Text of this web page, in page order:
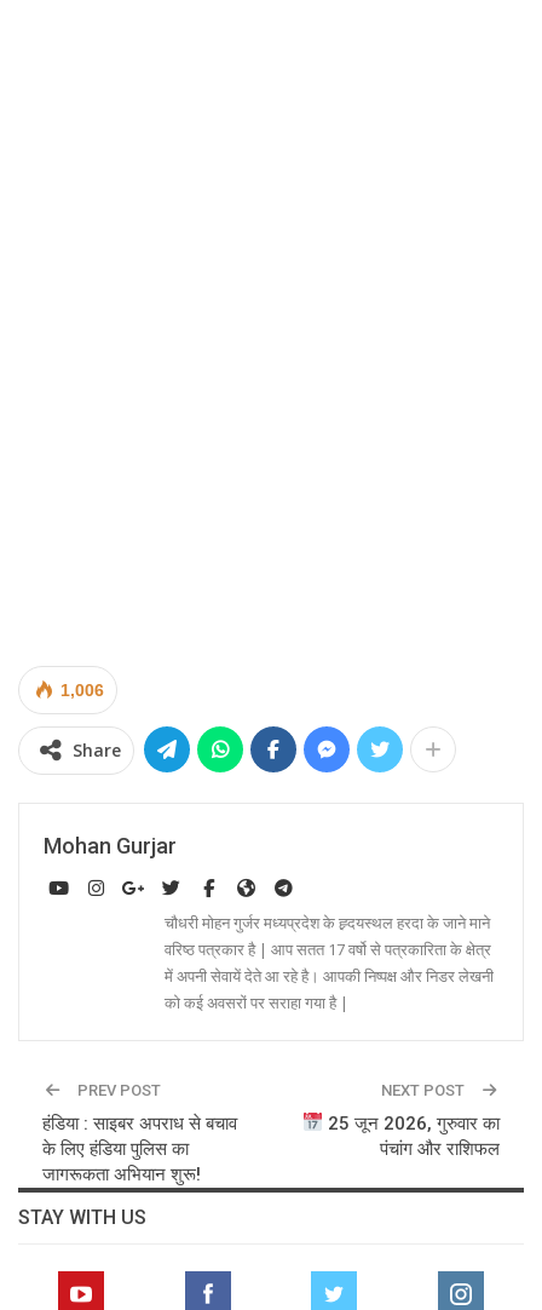
1,006
Share
Mohan Gurjar
चौधरी मोहन गुर्जर मध्यप्रदेश के ह्र्दयस्थल हरदा के जाने माने
वरिष्ठ पत्रकार है | आप सतत 17 वर्षो से पत्रकारिता के क्षेत्र
में अपनी सेवायें देते आ रहे है। आपकी निष्पक्ष और निडर लेखनी
को कई अवसरों पर सराहा गया है |
PREV POST
हंडिया : साइबर अपराध से बचाव
के लिए हंडिया पुलिस का
जागरूकता अभियान शुरू!
NEXT POST
25 जून 2026, गुरुवार का
पंचांग और राशिफल
STAY WITH US